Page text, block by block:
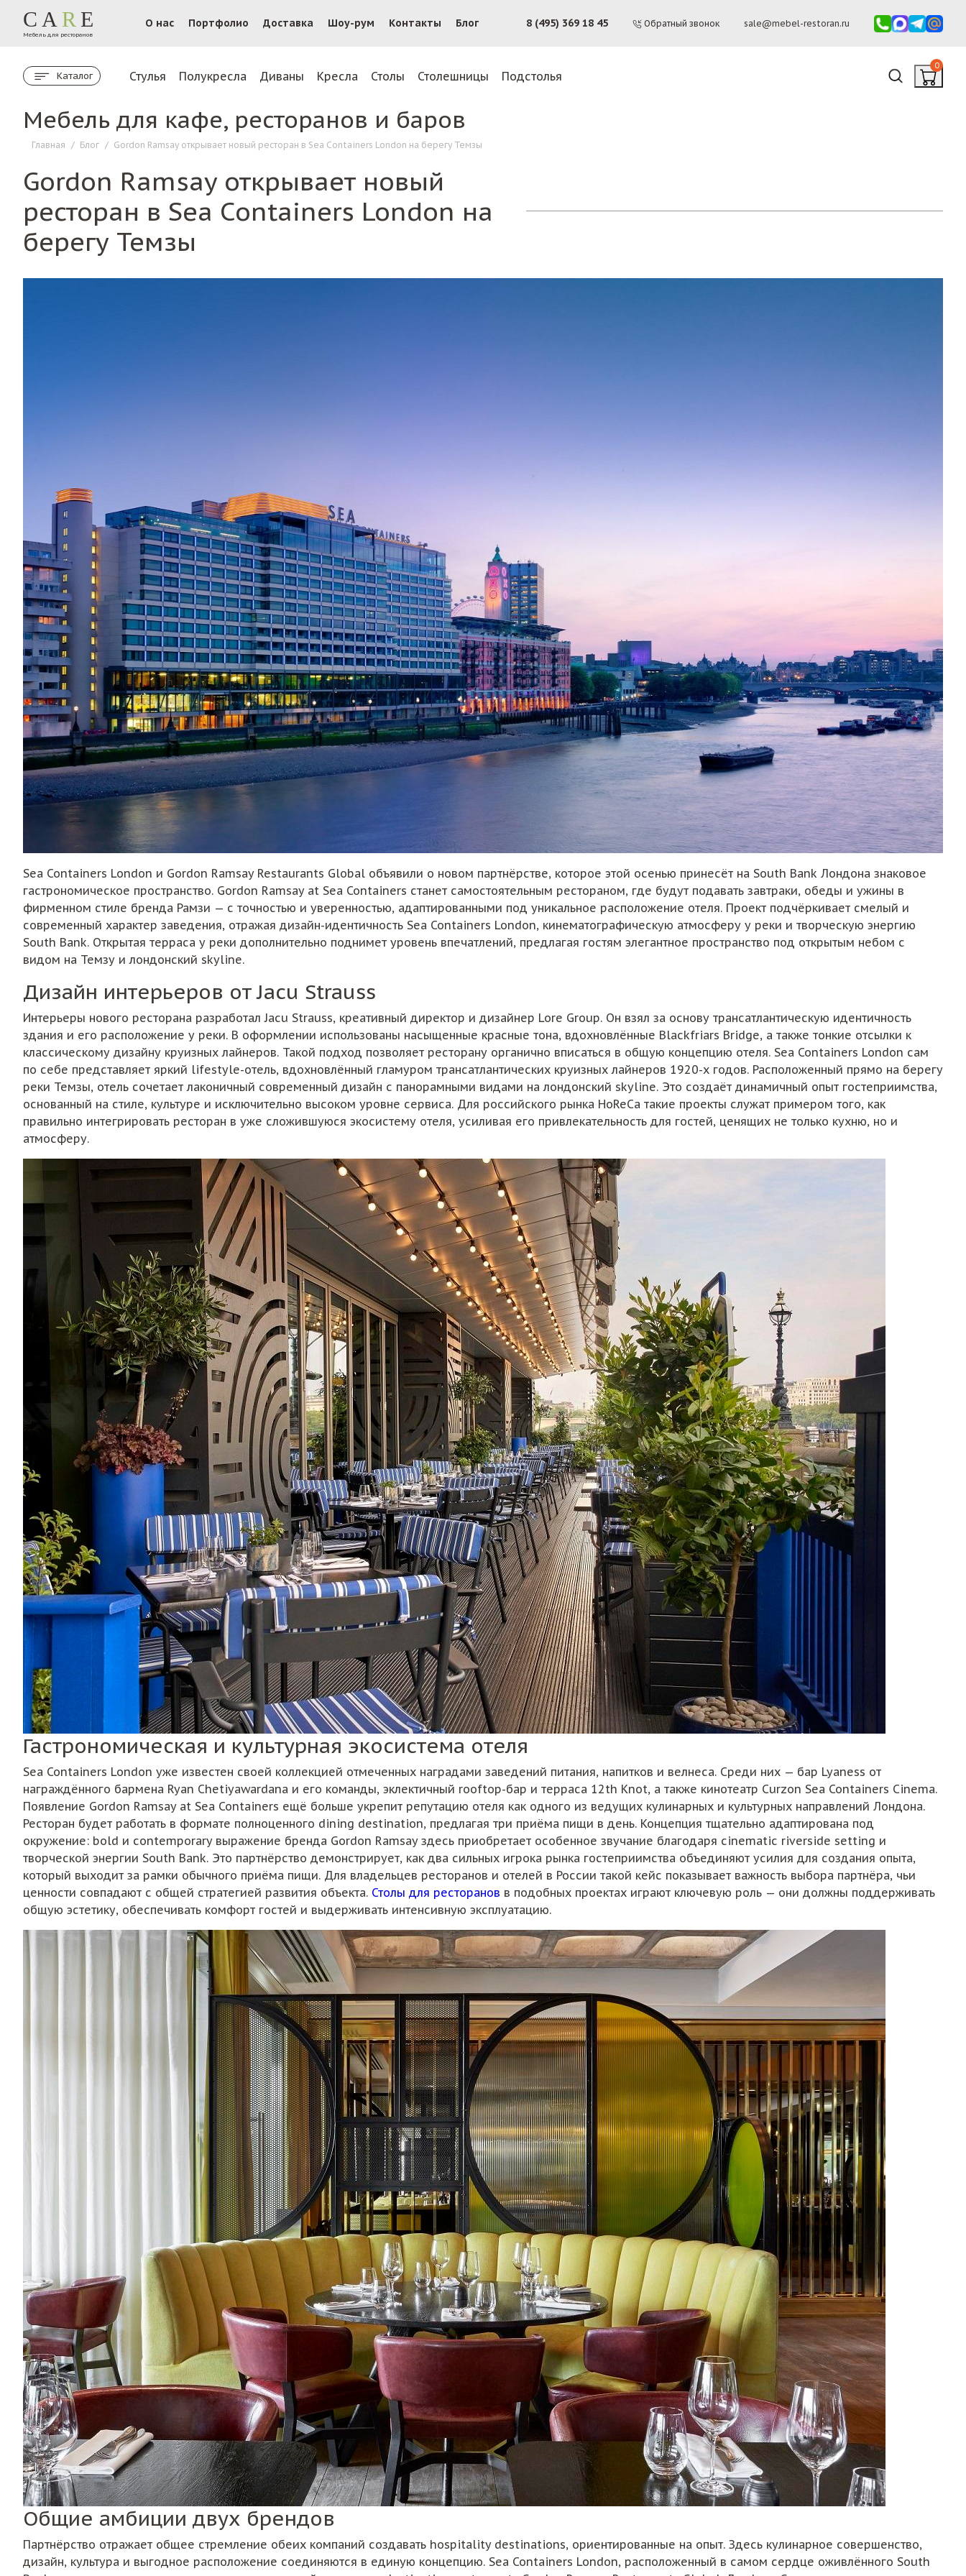
CA R E
Мебель для ресторанов
О нас Портфолио Доставка Шоу-рум Контакты Блог 8 (495) 369 18 45 Обратный звонок sale@mebel-restoran.ru
Каталог Стулья Полукресла Диваны Кресла Столы Столешницы Подстолья
0
Мебель для кафе, ресторанов и баров
Главная / Блог / Gordon Ramsay открывает новый ресторан в Sea Containers London на берегу Темзы
Gordon Ramsay открывает новый
ресторан в Sea Containers London на
берегу Темзы
Sea Containers London и Gordon Ramsay Restaurants Global объявили о новом партнёрстве, которое этой осенью принесёт на South Bank Лондона знаковое
гастрономическое пространство. Gordon Ramsay at Sea Containers станет самостоятельным рестораном, где будут подавать завтраки, обеды и ужины в
фирменном стиле бренда Рамзи — с точностью и уверенностью, адаптированными под уникальное расположение отеля. Проект подчёркивает смелый и
современный характер заведения, отражая дизайн-идентичность Sea Containers London, кинематографическую атмосферу у реки и творческую энергию
South Bank. Открытая терраса у реки дополнительно поднимет уровень впечатлений, предлагая гостям элегантное пространство под открытым небом с
видом на Темзу и лондонский skyline.
Дизайн интерьеров от Jacu Strauss
Интерьеры нового ресторана разработал Jacu Strauss, креативный директор и дизайнер Lore Group. Он взял за основу трансатлантическую идентичность
здания и его расположение у реки. В оформлении использованы насыщенные красные тона, вдохновлённые Blackfriars Bridge, а также тонкие отсылки к
классическому дизайну круизных лайнеров. Такой подход позволяет ресторану органично вписаться в общую концепцию отеля. Sea Containers London сам
по себе представляет яркий lifestyle-отель, вдохновлённый гламуром трансатлантических круизных лайнеров 1920-х годов. Расположенный прямо на берегу
реки Темзы, отель сочетает лаконичный современный дизайн с панорамными видами на лондонский skyline. Это создаёт динамичный опыт гостеприимства,
основанный на стиле, культуре и исключительно высоком уровне сервиса. Для российского рынка HoReCa такие проекты служат примером того, как
правильно интегрировать ресторан в уже сложившуюся экосистему отеля, усиливая его привлекательность для гостей, ценящих не только кухню, но и
атмосферу.
Гастрономическая и культурная экосистема отеля
Sea Containers London уже известен своей коллекцией отмеченных наградами заведений питания, напитков и велнеса. Среди них — бар Lyaness от
награждённого бармена Ryan Chetiyawardana и его команды, эклектичный rooftop-бар и терраса 12th Knot, а также кинотеатр Curzon Sea Containers Cinema.
Появление Gordon Ramsay at Sea Containers ещё больше укрепит репутацию отеля как одного из ведущих кулинарных и культурных направлений Лондона.
Ресторан будет работать в формате полноценного dining destination, предлагая три приёма пищи в день. Концепция тщательно адаптирована под
окружение: bold и contemporary выражение бренда Gordon Ramsay здесь приобретает особенное звучание благодаря cinematic riverside setting и
творческой энергии South Bank. Это партнёрство демонстрирует, как два сильных игрока рынка гостеприимства объединяют усилия для создания опыта,
который выходит за рамки обычного приёма пищи. Для владельцев ресторанов и отелей в России такой кейс показывает важность выбора партнёра, чьи
ценности совпадают с общей стратегией развития объекта. Столы для ресторанов в подобных проектах играют ключевую роль — они должны поддерживать
общую эстетику, обеспечивать комфорт гостей и выдерживать интенсивную эксплуатацию.
Общие амбиции двух брендов
Партнёрство отражает общее стремление обеих компаний создавать hospitality destinations, ориентированные на опыт. Здесь кулинарное совершенство,
дизайн, культура и выгодное расположение соединяются в единую концепцию. Sea Containers London, расположенный в самом сердце оживлённого South